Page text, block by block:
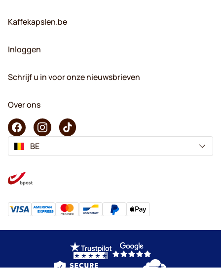
Kaffekapslen.be
Inloggen
Schrijf u in voor onze nieuwsbrieven
Over ons
BE